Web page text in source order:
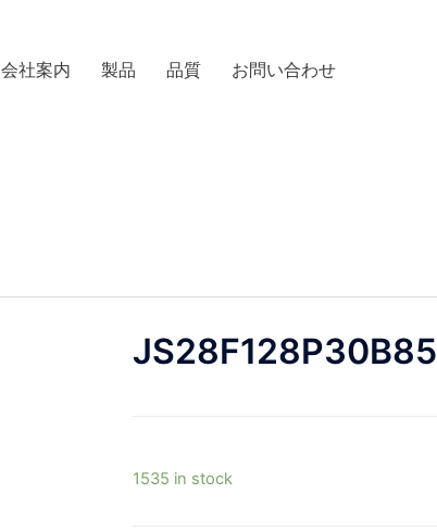
会社案内 製品 品質 お問い合わせ
JS28F128P30B85
1535 in stock